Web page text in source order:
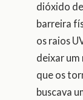
dióxido
barreira
os raios
deixar um
que os
buscava